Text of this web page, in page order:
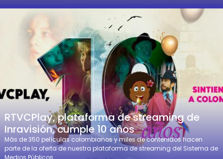
RTVCPlay, plataforma de streaming de
Inravisión, cumple 10 años
Más de 350 películas colombianos y miles de contenidos hacen
parte de la oferta de nuestra plataforma de streaming del Sistema de
Medios Públicos.